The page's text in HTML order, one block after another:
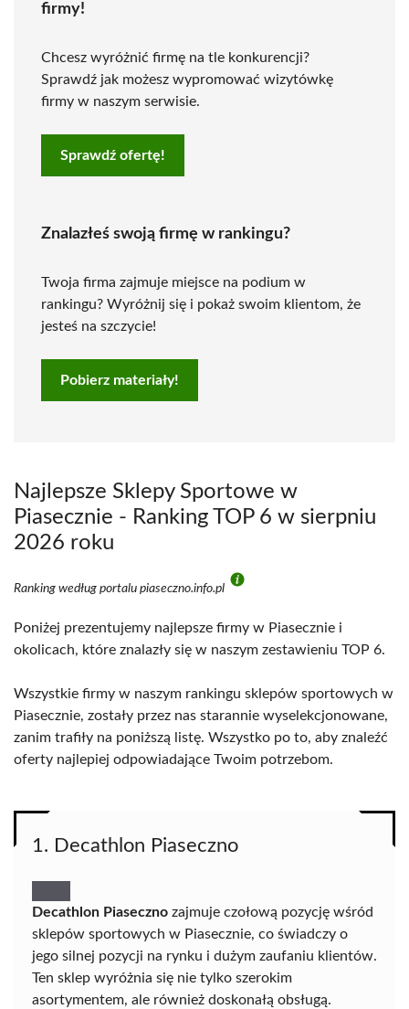
firmy!
Chcesz wyróżnić firmę na tle konkurencji?
Sprawdź jak możesz wypromować wizytówkę
firmy w naszym serwisie.
Sprawdź ofertę!
Znalazłeś swoją firmę w rankingu?
Twoja firma zajmuje miejsce na podium w
rankingu? Wyróżnij się i pokaż swoim klientom, że
jesteś na szczycie!
Pobierz materiały!
Najlepsze Sklepy Sportowe w
Piasecznie - Ranking TOP 6 w sierpniu
2026 roku
Ranking według portalu piaseczno.info.pl
Poniżej prezentujemy najlepsze firmy w Piasecznie i
okolicach, które znalazły się w naszym zestawieniu TOP 6.
Wszystkie firmy w naszym rankingu sklepów sportowych w
Piasecznie, zostały przez nas starannie wyselekcjonowane,
zanim trafiły na poniższą listę. Wszystko po to, aby znaleźć
oferty najlepiej odpowiadające Twoim potrzebom.
1. Decathlon Piaseczno
Decathlon Piaseczno zajmuje czołową pozycję wśród
sklepów sportowych w Piasecznie, co świadczy o
jego silnej pozycji na rynku i dużym zaufaniu klientów.
Ten sklep wyróżnia się nie tylko szerokim
asortymentem, ale również doskonałą obsługą.